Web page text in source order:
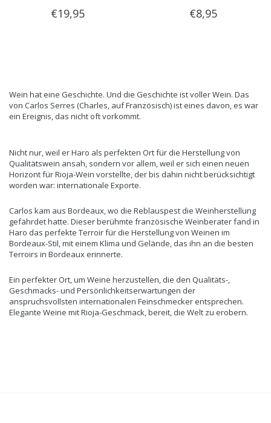
€19,95 €8,95
Wein hat eine Geschichte. Und die Geschichte ist voller Wein. Das
von Carlos Serres (Charles, auf Französisch) ist eines davon, es war
ein Ereignis, das nicht oft vorkommt.
Nicht nur, weil er Haro als perfekten Ort für die Herstellung von
Qualitätswein ansah, sondern vor allem, weil er sich einen neuen
Horizont für Rioja-Wein vorstellte, der bis dahin nicht berücksichtigt
worden war: internationale Exporte.
Carlos kam aus Bordeaux, wo die Reblauspest die Weinherstellung
gefährdet hatte. Dieser berühmte französische Weinberater fand in
Haro das perfekte Terroir für die Herstellung von Weinen im
Bordeaux-Stil, mit einem Klima und Gelände, das ihn an die besten
Terroirs in Bordeaux erinnerte.
Ein perfekter Ort, um Weine herzustellen, die den Qualitäts-,
Geschmacks- und Persönlichkeitserwartungen der
anspruchsvollsten internationalen Feinschmecker entsprechen.
Elegante Weine mit Rioja-Geschmack, bereit, die Welt zu erobern.